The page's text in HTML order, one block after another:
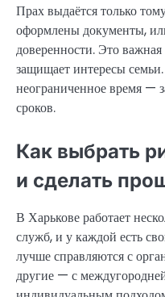
Прах выдаётся только
оформлены документы,
доверенности. Это
защищает интересы
неограниченное время —
сроков.
Как выбрать
и сделать
В Харькове работает
служб, и у каждой есть
лучше справляются с
другие — с